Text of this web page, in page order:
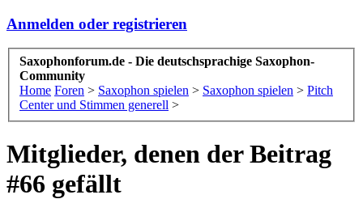
Anmelden oder registrieren
Saxophonforum.de - Die deutschsprachige Saxophon-
Community
Home Foren > Saxophon spielen > Saxophon spielen > Pitch
Center und Stimmen generell >
Mitglieder, denen der Beitrag
#66 gefällt